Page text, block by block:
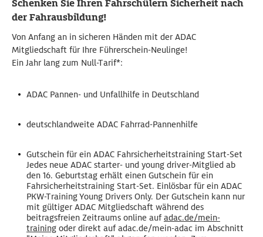
Schenken Sie Ihren Fahrschülern Sicherheit nach
der Fahrausbildung!
Von Anfang an in sicheren Händen mit der ADAC
Mitgliedschaft für Ihre Führerschein-Neulinge!
Ein Jahr lang zum Null-Tarif*:
ADAC Pannen- und Unfallhilfe in Deutschland
deutschlandweite ADAC Fahrrad-Pannenhilfe
Gutschein für ein ADAC Fahrsicherheitstraining Start-Set
Jedes neue ADAC starter- und young driver-Mitglied ab
den 16. Geburtstag erhält einen Gutschein für ein
Fahrsicherheitstraining Start-Set. Einlösbar für ein ADAC
PKW-Training Young Drivers Only. Der Gutschein kann nur
mit gültiger ADAC Mitgliedschaft während des
beitragsfreien Zeitraums online aufadac.de/mein-
training oder direkt auf adac.de/mein-adac im Abschnitt